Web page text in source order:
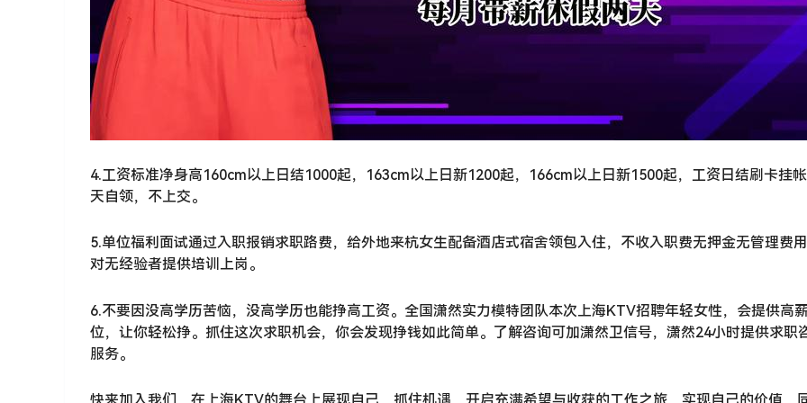
4.工资标准净身高160cm以上日结1000起，163cm以上日新1200起，166cm以上日新1500起，工资日结刷卡挂
天自领，不上交。
5.单位福利面试通过入职报销求职路费，给外地来杭女生配备酒店式宿舍领包入住，不收入职费无押金无管理费用
对无经验者提供培训上岗。
6.不要因没高学历苦恼，没高学历也能挣高工资。全国潇然实力模特团队本次上海KTV招聘年轻女性，会提供高
位，让你轻松挣。抓住这次求职机会，你会发现挣钱如此简单。了解咨询可加潇然卫信号，潇然24小时提供求职
服务。